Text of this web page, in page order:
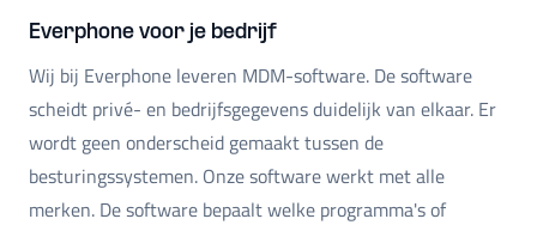
Everphone voor je bedrijf
Wij bij Everphone leveren MDM-software. De software
scheidt privé- en bedrijfsgegevens duidelijk van elkaar. Er
wordt geen onderscheid gemaakt tussen de
besturingssystemen. Onze software werkt met alle
merken. De software bepaalt welke programma's of